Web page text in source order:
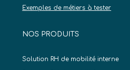
Exemples de métiers à tester
NOS PRODUITS
Solution RH de mobilité interne